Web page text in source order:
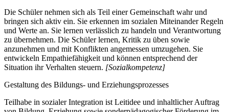
Die Schüler nehmen sich als Teil einer Gemeinschaft wahr und
bringen sich aktiv ein. Sie erkennen im sozialen Miteinander Regeln
und Werte an. Sie lernen verlässlich zu handeln und Verantwortung
zu übernehmen. Die Schüler lernen, Kritik zu üben sowie
anzunehmen und mit Konflikten angemessen umzugehen. Sie
entwickeln Empathiefähigkeit und können entsprechend der
Situation ihr Verhalten steuern. [Sozialkompetenz]
Gestaltung des Bildungs- und Erziehungsprozesses
Teilhabe in sozialer Integration ist Leitidee und inhaltlicher Auftrag